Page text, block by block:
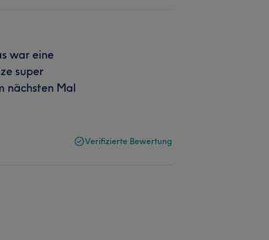
war eine
super
nächsten Mal
Verifizierte Bewertung